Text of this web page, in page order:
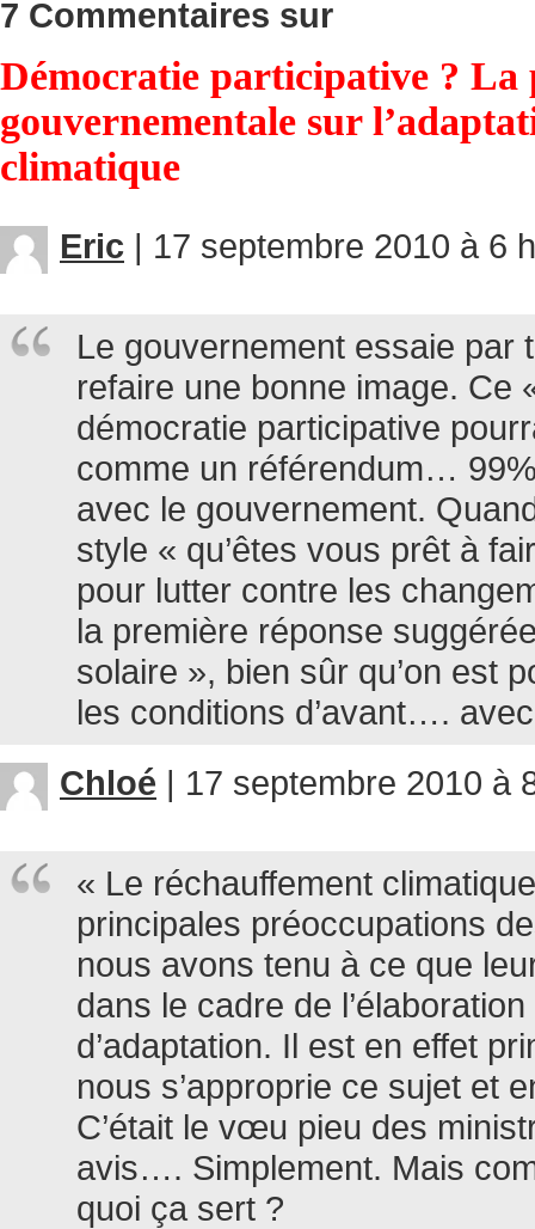
7 Commentaires sur
Démocratie participative ? La
gouvernementale sur
climatique
Eric | 17 septembre 2010 à 6
Le gouvernement essaie par
refaire une bonne image. Ce
démocratie participative
comme un référendum…
avec le gouvernement.
style « qu’êtes vous prêt à
pour lutter contre les
la première réponse
solaire », bien sûr qu’on est
les conditions d’avant….
Chloé | 17 septembre 2010 à
« Le réchauffement
principales préoccupations
nous avons tenu à ce que
dans le cadre de
d’adaptation. Il est en effet
nous s’approprie ce sujet et
C’était le vœu pieu des
avis…. Simplement. Mais
quoi ça sert ?